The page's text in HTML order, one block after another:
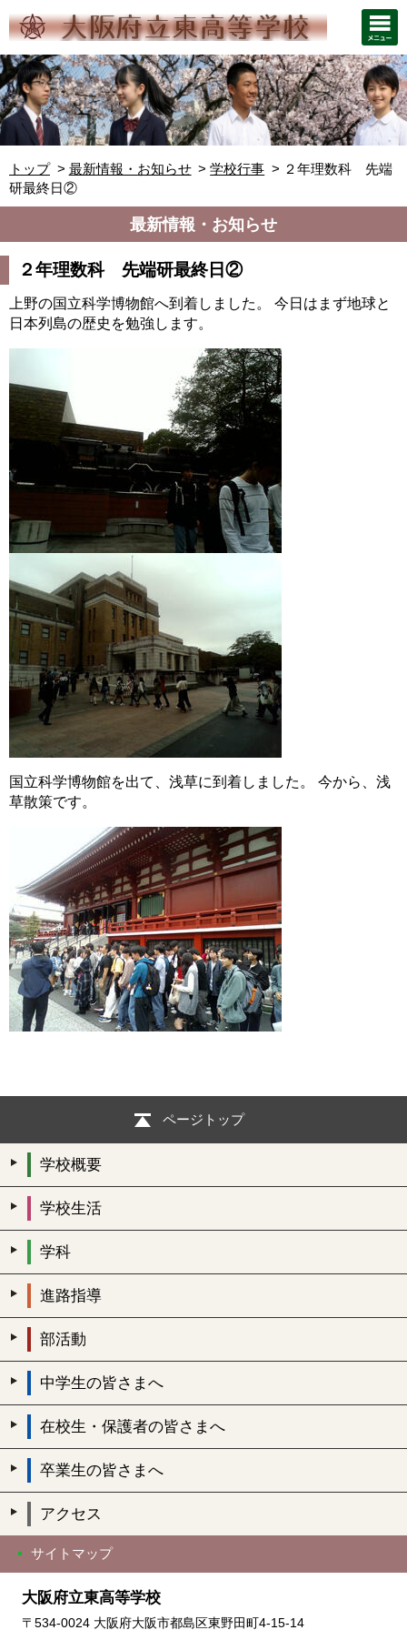
トップ 最新情報・お知らせ 学校行事
２年理数科 先端
研最終日②
最新情報・お知らせ
２年理数科 先端研最終日②
上野の国立科学博物館へ到着しました。 今日はまず地球と
日本列島の歴史を勉強します。
国立科学博物館を出て、浅草に到着しました。 今から、浅
草散策です。
ページトップ
学校概要
学校生活
学科
進路指導
部活動
中学生の皆さまへ
在校生・保護者の皆さまへ
卒業生の皆さまへ
アクセス
サイトマップ
大阪府立東高等学校
〒534-0024 大阪府大阪市都島区東野田町4-15-14